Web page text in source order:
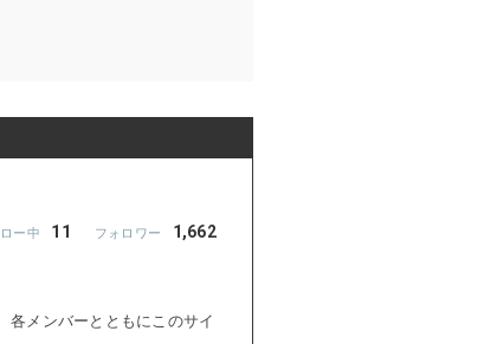
11 1,662
各メンバーとともにこのサイ